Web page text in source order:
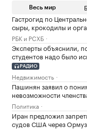
Весь мир
Гастрогид по
сыры, крокодилы и
РБК и РСХБ
Эксперты объяснили,
студентов надо было
РАДИО
Недвижимость
Пашинян заявил о
невозможности
Политика
Иран предложил
судов США через